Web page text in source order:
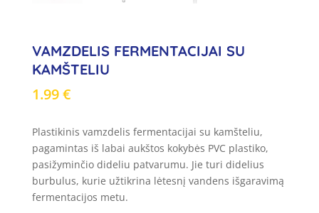
VAMZDELIS FERMENTACIJAI SU
KAMŠTELIU
1.99€
Plastikinis vamzdelis fermentacijai su kamšteliu,
pagamintas iš labai aukštos kokybės PVC plastiko,
pasižyminčio dideliu patvarumu. Jie turi didelius
burbulus, kurie užtikrina lėtesnį vandens išgaravimą
fermentacijos metu.